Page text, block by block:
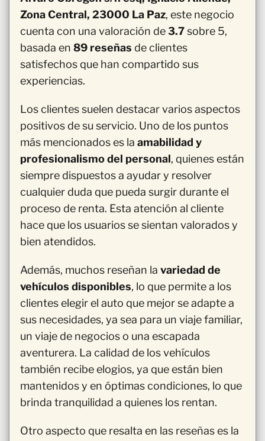
Zona Central, 23000 La Paz, este negocio
cuenta con una valoración de3.7sobre 5,
basada en 89 reseñas de clientes
satisfechos que han compartido sus
experiencias.
Los clientes suelen destacar varios aspectos
positivos de su servicio. Uno de los puntos
más mencionados es la amabilidad y
profesionalismo del personal, quienes están
siempre dispuestos a ayudar y resolver
cualquier duda que pueda surgir durante el
proceso de renta. Esta atención al cliente
hace que los usuarios se sientan valorados y
bien atendidos.
Además, muchos reseñan la variedad de
vehículos disponibles, lo que permite a los
clientes elegir el auto que mejor se adapte a
sus necesidades, ya sea para un viaje familiar,
un viaje de negocios o una escapada
aventurera. La calidad de los vehículos
también recibe elogios, ya que están bien
mantenidos y en óptimas condiciones, lo que
brinda tranquilidad a quienes los rentan.
Otro aspecto que resalta en las reseñas es la